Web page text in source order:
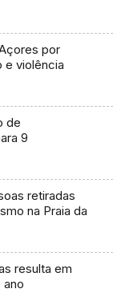
por
e violência
de
9
retiradas
na Praia da
resulta em